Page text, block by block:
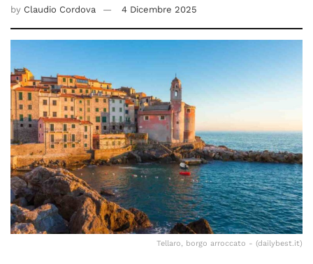
by Claudio Cordova 4 Dicembre 2025
Tellaro, borgo arroccato - (dailybest.it)